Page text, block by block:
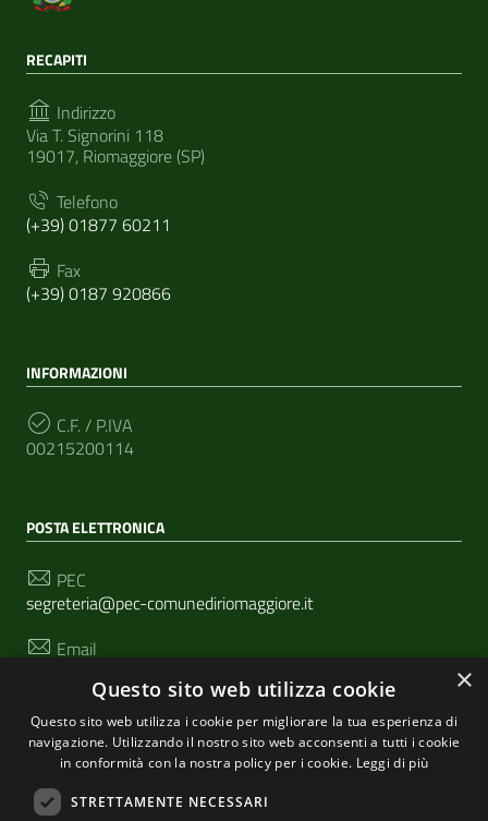
RECAPITI
Indirizzo
Via T. Signorini 118
19017, Riomaggiore (SP)
Telefono
(+39) 01877 60211
Fax
(+39) 0187 920866
INFORMAZIONI
C.F. / P.IVA
00215200114
POSTA ELETTRONICA
PEC
segreteria@pec-comunediriomaggiore.it
Email
SEGUICI SU
×
Questo sito web utilizza cookie
Questo sito web utilizza i cookie per migliorare la tua esperienza di
navigazione. Utilizzando il nostro sito web acconsenti a tutti i cookie
in conformità con la nostra policy per i cookie. Leggi di più
STRETTAMENTE NECESSARI